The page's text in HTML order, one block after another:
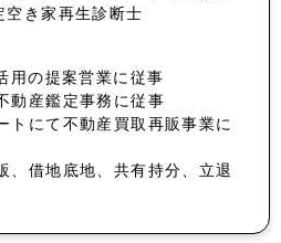
空き家再生診断士
用の提案営業に従事
動産鑑定事務に従事
トにて不動産買取再販事業に
、借地底地、共有持分、立退